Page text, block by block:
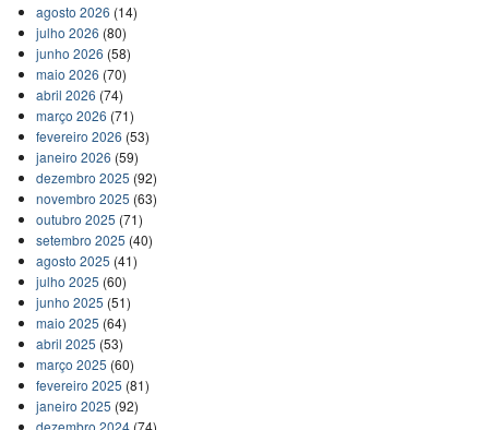
agosto 2026 (14)
julho 2026 (80)
junho 2026 (58)
maio 2026 (70)
abril 2026 (74)
março 2026 (71)
fevereiro 2026 (53)
janeiro 2026 (59)
dezembro 2025 (92)
novembro 2025 (63)
outubro 2025 (71)
setembro 2025 (40)
agosto 2025 (41)
julho 2025 (60)
junho 2025 (51)
maio 2025 (64)
abril 2025 (53)
março 2025 (60)
fevereiro 2025 (81)
janeiro 2025 (92)
dezembro 2024(74)